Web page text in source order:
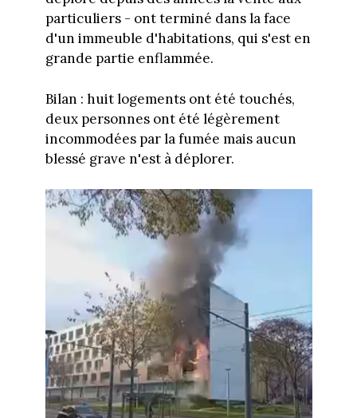
particuliers - ont terminé dans la face
d'un immeuble d'habitations, qui s'est en
grande partie enflammée.
Bilan : huit logements ont été touchés,
deux personnes ont été légèrement
incommodées par la fumée mais aucun
blessé grave n'est à déplorer.